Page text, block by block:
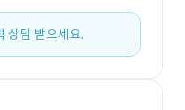
상담 받으세요.